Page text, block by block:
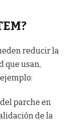
reducir la
que usan,
parche en
de la